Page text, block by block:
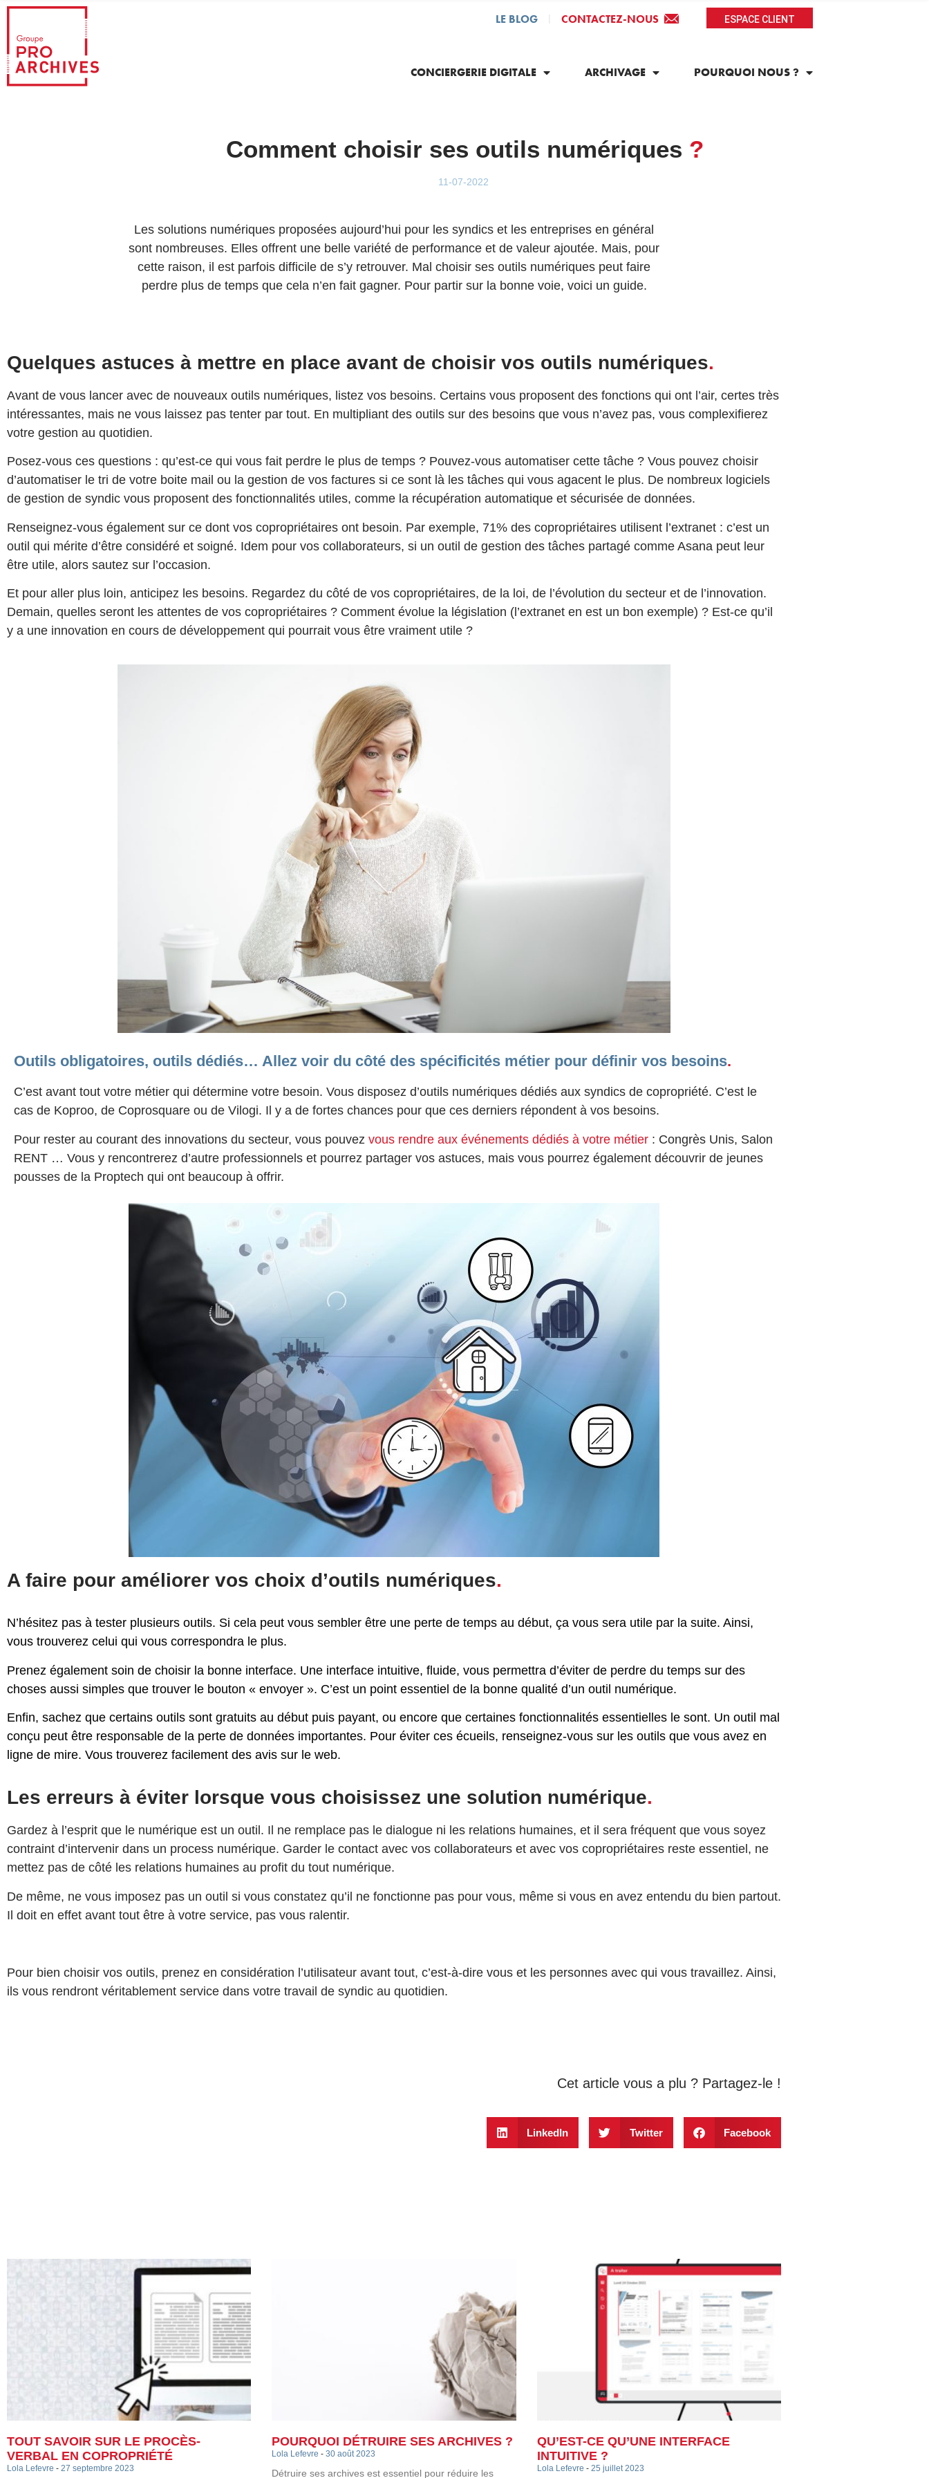
LE BLOG CONTACTEZ-NOUS ESPACE CLIENT
CONCIERGERIE DIGITALE ARCHIVAGE POURQUOI NOUS ?
Comment choisir ses outils numériques ?
11-07-2022
Les solutions numériques proposées aujourd’hui pour les syndics et les entreprises en général
sont nombreuses. Elles offrent une belle variété de performance et de valeur ajoutée. Mais, pour
cette raison, il est parfois difficile de s’y retrouver. Mal choisir ses outils numériques peut faire
perdre plus de temps que cela n’en fait gagner. Pour partir sur la bonne voie, voici un guide.
Quelques astuces à mettre en place avant de choisir vos outils numériques.
Avant de vous lancer avec de nouveaux outils numériques, listez vos besoins. Certains vous proposent des fonctions qui ont l’air, certes très
intéressantes, mais ne vous laissez pas tenter par tout. En multipliant des outils sur des besoins que vous n’avez pas, vous complexifierez
votre gestion au quotidien.
Posez-vous ces questions : qu’est-ce qui vous fait perdre le plus de temps ? Pouvez-vous automatiser cette tâche ? Vous pouvez choisir
d’automatiser le tri de votre boite mail ou la gestion de vos factures si ce sont là les tâches qui vous agacent le plus. De nombreux logiciels
de gestion de syndic vous proposent des fonctionnalités utiles, comme la récupération automatique et sécurisée de données.
Renseignez-vous également sur ce dont vos copropriétaires ont besoin. Par exemple, 71% des copropriétaires utilisent l’extranet : c’est un
outil qui mérite d’être considéré et soigné. Idem pour vos collaborateurs, si un outil de gestion des tâches partagé comme Asana peut leur
être utile, alors sautez sur l’occasion.
Et pour aller plus loin, anticipez les besoins. Regardez du côté de vos copropriétaires, de la loi, de l’évolution du secteur et de l’innovation.
Demain, quelles seront les attentes de vos copropriétaires ? Comment évolue la législation (l’extranet en est un bon exemple) ? Est-ce qu’il
y a une innovation en cours de développement qui pourrait vous être vraiment utile ?
Outils obligatoires, outils dédiés… Allez voir du côté des spécificités métier pour définir vos besoins.
C’est avant tout votre métier qui détermine votre besoin. Vous disposez d’outils numériques dédiés aux syndics de copropriété. C’est le
cas de Koproo, de Coprosquare ou de Vilogi. Il y a de fortes chances pour que ces derniers répondent à vos besoins.
Pour rester au courant des innovations du secteur, vous pouvez vous rendre aux événements dédiés à votre métier : Congrès Unis, Salon
RENT … Vous y rencontrerez d’autre professionnels et pourrez partager vos astuces, mais vous pourrez également découvrir de jeunes
pousses de la Proptech qui ont beaucoup à offrir.
A faire pour améliorer vos choix d’outils numériques.
N’hésitez pas à tester plusieurs outils. Si cela peut vous sembler être une perte de temps au début, ça vous sera utile par la suite. Ainsi,
vous trouverez celui qui vous correspondra le plus.
Prenez également soin de choisir la bonne interface. Une interface intuitive, fluide, vous permettra d’éviter de perdre du temps sur des
choses aussi simples que trouver le bouton « envoyer ». C’est un point essentiel de la bonne qualité d’un outil numérique.
Enfin, sachez que certains outils sont gratuits au début puis payant, ou encore que certaines fonctionnalités essentielles le sont. Un outil mal
conçu peut être responsable de la perte de données importantes. Pour éviter ces écueils, renseignez-vous sur les outils que vous avez en
ligne de mire. Vous trouverez facilement des avis sur le web.
Les erreurs à éviter lorsque vous choisissez une solution numérique.
Gardez à l’esprit que le numérique est un outil. Il ne remplace pas le dialogue ni les relations humaines, et il sera fréquent que vous soyez
contraint d’intervenir dans un process numérique. Garder le contact avec vos collaborateurs et avec vos copropriétaires reste essentiel, ne
mettez pas de côté les relations humaines au profit du tout numérique.
De même, ne vous imposez pas un outil si vous constatez qu’il ne fonctionne pas pour vous, même si vous en avez entendu du bien partout.
Il doit en effet avant tout être à votre service, pas vous ralentir.
Pour bien choisir vos outils, prenez en considération l’utilisateur avant tout, c’est-à-dire vous et les personnes avec qui vous travaillez. Ainsi,
ils vous rendront véritablement service dans votre travail de syndic au quotidien.
Cet article vous a plu ? Partagez-le !
LinkedIn Twitter Facebook
TOUT SAVOIR SUR LE PROCÈS-
VERBAL EN COPROPRIÉTÉ
Lola Lefevre 27 septembre 2023
POURQUOI DÉTRUIRE SES ARCHIVES ?
Lola Lefevre 30 août 2023
Détruire ses archives est essentiel pour réduire les
QU’EST-CE QU’UNE INTERFACE
INTUITIVE ?
Lola Lefevre 25 juillet 2023